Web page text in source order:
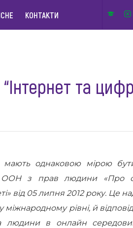
КОНТАКТИ
та
однаковою мірою
ООН з прав людини «Про
від 05 липня 2012 року. Це
рівні, й
людини в онлайн